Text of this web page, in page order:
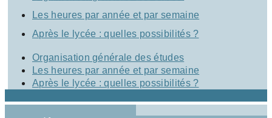
Les heures par année et par semaine
Après le lycée : quelles possibilités ?
Organisation générale des études
Les heures par année et par semaine
Après le lycée : quelles possibilités ?